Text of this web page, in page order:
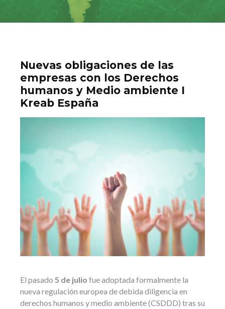
Nuevas obligaciones de las
empresas con los Derechos
humanos y Medio ambiente I
Kreab España
El pasado 5 de julio fue adoptada formalmente la
nueva regulación europea de debida diligencia en
derechos humanos y medio ambiente (CSDDD) tras su